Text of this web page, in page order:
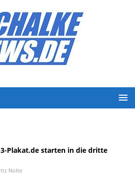
3-Plakat.de starten in die dritte
Nolte